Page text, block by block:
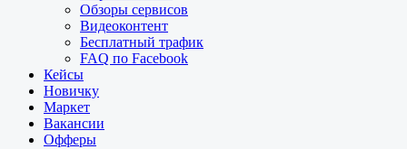
Обзоры сервисов
Видеоконтент
Бесплатный трафик
FAQ по Facebook
Кейсы
Новичку
Маркет
Вакансии
Офферы